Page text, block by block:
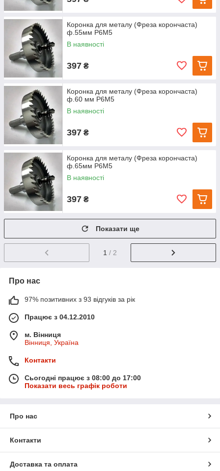
Коронка для металу (Фреза корончаста)
ф.55мм Р6М5
В наявності
397 ₴
Коронка для металу (Фреза корончаста)
ф.60 мм Р6М5
В наявності
397 ₴
Коронка для металу (Фреза корончаста)
ф.65мм Р6М5
В наявності
397 ₴
Показати ще
1 / 2
Про нас
97% позитивних з 93 відгуків за рік
Працює з 04.12.2010
м. Вінниця
Вінниця, Україна
Контакти
Сьогодні працює з 08:00 до 17:00
Показати весь графік роботи
Про нас
Контакти
Доставка та оплата